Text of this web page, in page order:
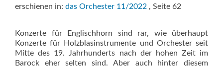
erschienen in: das Orchester 11/2022 , Seite 62
Konzerte für Englischhorn sind rar, wie überhaupt
Konzerte für Holzblasinstrumente und Orchester seit
Mitte des 19. Jahrhunderts nach der hohen Zeit im
Barock eher selten sind. Aber auch hinter diesem